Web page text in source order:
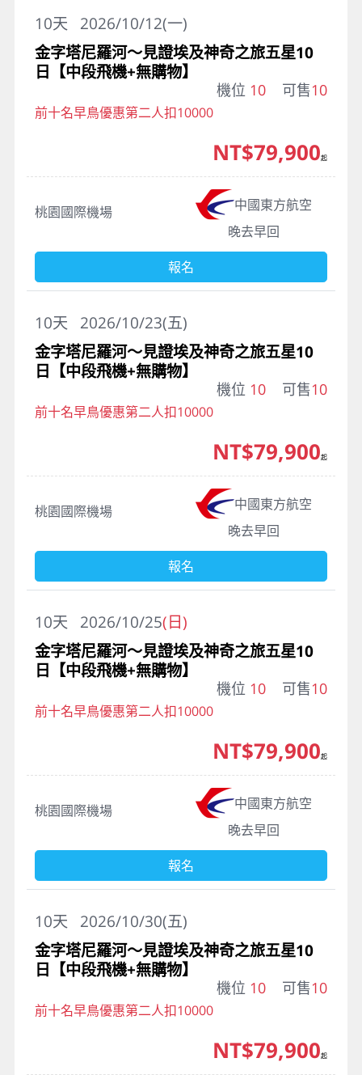
2026/10/12(一)
10天
金字塔尼羅河～見證埃及神奇之旅五星10
日【中段飛機+無購物】
機位 10 可售10
前十名早鳥優惠第二人扣10000
桃園國際機場
中國東方航空
晚去早回
NT$79,900起
報名
2026/10/23(五)
10天
金字塔尼羅河～見證埃及神奇之旅五星10
日【中段飛機+無購物】
機位 10 可售10
前十名早鳥優惠第二人扣10000
桃園國際機場
中國東方航空
晚去早回
NT$79,900起
報名
2026/10/25(日)
10天
金字塔尼羅河～見證埃及神奇之旅五星10
日【中段飛機+無購物】
機位 10 可售10
前十名早鳥優惠第二人扣10000
桃園國際機場
中國東方航空
晚去早回
NT$79,900起
報名
2026/10/30(五)
10天
金字塔尼羅河～見證埃及神奇之旅五星10
日【中段飛機+無購物】
機位 10 可售10
前十名早鳥優惠第二人扣10000
NT$79,900起